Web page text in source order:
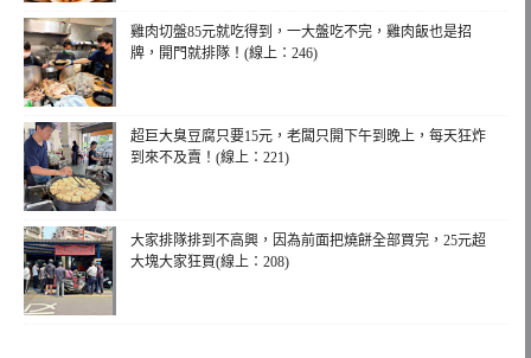
雞肉切盤85元就吃得到，一大盤吃不完，雞肉飯也是招
牌，開門就排隊！(線上：246)
超巨大臭豆腐只要15元，老闆只開下午到晚上，每天狂炸
到來不及賣！(線上：221)
大家排隊排到不高興，因為前面把燒餅全部買完，25元超
大塊大家狂買(線上：208)